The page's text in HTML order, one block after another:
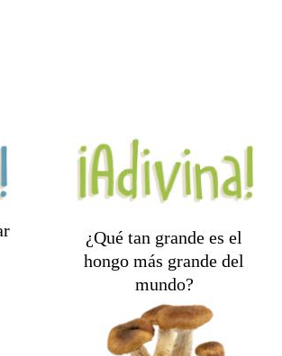
¿Qué tan grande es el
hongo más grande del
mundo?
Está en Oregon,
principalmente bajo tierra,
y se cree que mide
aproximadamente 3 ½